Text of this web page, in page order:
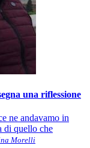
una riflessione
ne andavamo in
di quello che
Morelli